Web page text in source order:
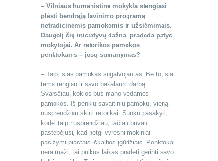
– Vilniaus humanistinė mokykla stengiasi
plėsti bendrąją lavinimo programą
netradicinėmis pamokomis ir užsiėmimais.
Daugelį šių iniciatyvų dažnai pradeda patys
mokytojai. Ar retorikos pamokos
penktokams – jūsų sumanymas?
– Taip, šias pamokas sugalvojau aš. Be to, šia
tema rengiau ir savo bakalauro darbą.
Svarsčiau, kokios bus mano vedamos
pamokos. Iš penkių savaitinių pamokų, vieną
nusprendžiau skirti retorikai. Sunku pasakyti,
kodėl taip nusprendžiau, tačiau buvau
pastebėjusi, kad netgi vyresni mokiniai
pasižymi prastais iškalbos įgūdžiais. Penktokai
nėra maži, tai puikus laikas pradėti gerinti savo